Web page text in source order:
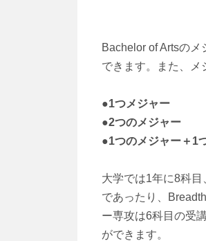
Bachelor of Artsの
できます。また、メ
●1つメジャー
●2つのメジャー
●1つのメジャー＋1
大学では1年に8科
であったり、
ー専攻は6科目の受
ができます。